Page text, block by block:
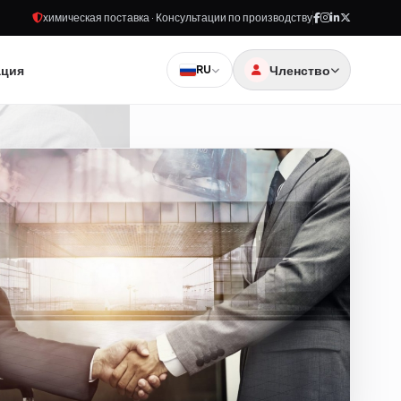
химическая поставка · Консультации по производству
RU Членство